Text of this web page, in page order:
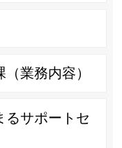
業務内容）
るサポートセ